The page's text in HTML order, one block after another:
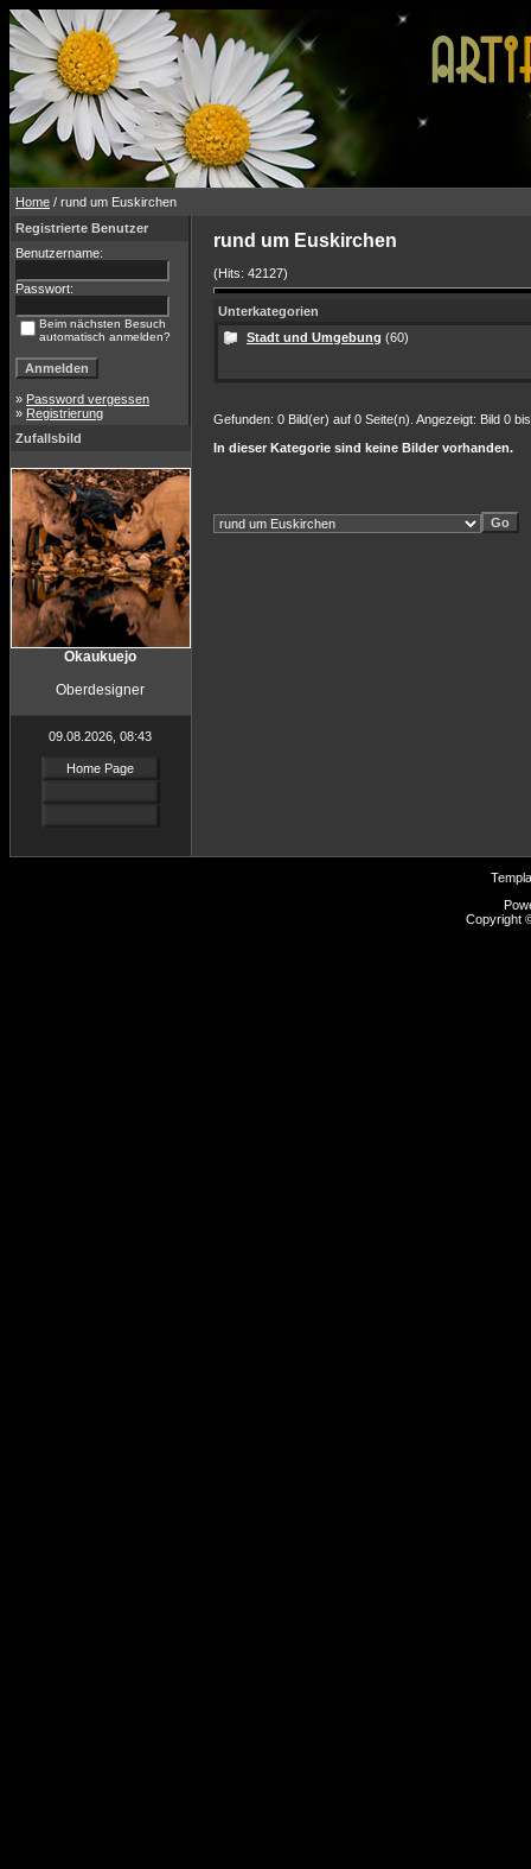
Home / rund um Euskirchen
Registrierte Benutzer
Benutzername:
Passwort:
Beim nächsten Besuch
automatisch anmelden?
» Password vergessen
» Registrierung
Zufallsbild
Okaukuejo
Oberdesigner
09.08.2026, 08:43
Home Page
rund um Euskirchen
(Hits: 42127)
Unterkategorien
Stadt und Umgebung (60)
Gefunden: 0 Bild(er) auf 0 Seite(n). Angezeigt: Bild 0
In dieser Kategorie sind keine Bilder vorhanden.
Copyright